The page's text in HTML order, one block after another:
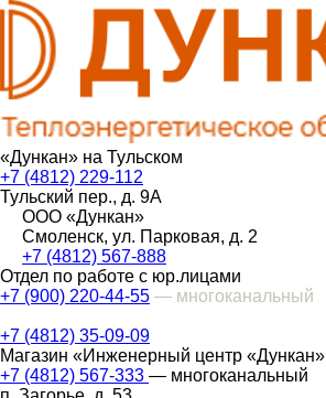
«Дункан» на Тульском
+7 (4812) 229-112
Тульский пер., д. 9А
ООО «Дункан»
Смоленск, ул. Парковая, д. 2
+7 (4812) 567-888
Отдел по работе с юр.лицами
+7 (900) 220-44-55 — многоканальный
+7 (4812) 35-09-09
Магазин «Инженерный центр «Дункан»
+7 (4812) 567-333 — многоканальный